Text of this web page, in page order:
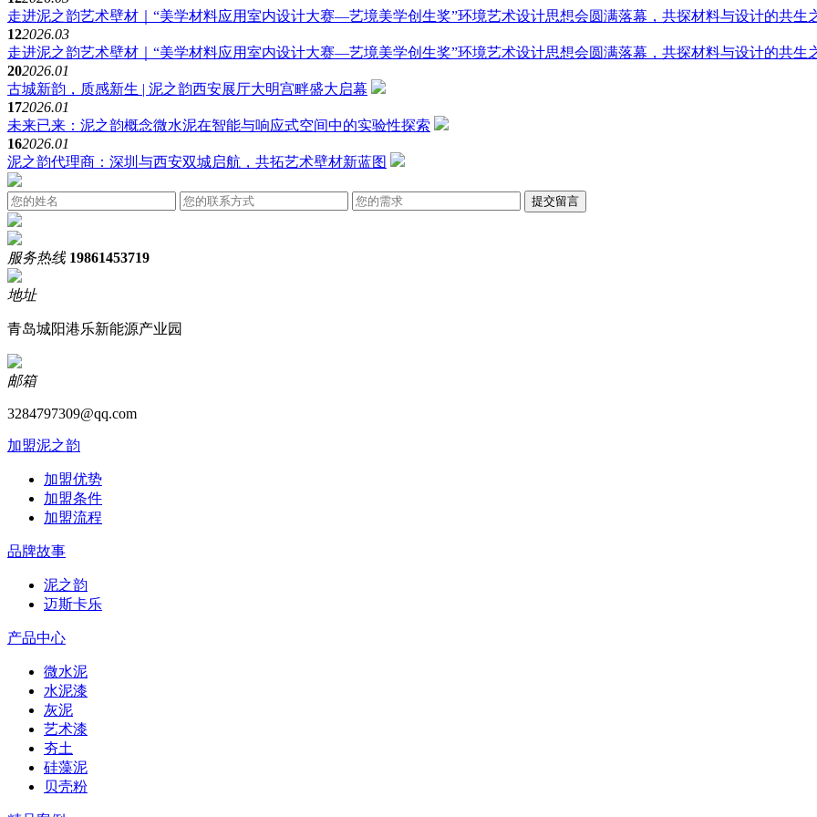
走进泥之韵艺术壁材｜“美学材料应用室内设计大赛—艺境美学创生奖”环境艺术设计思想会圆满落幕，共探材料与设计的共生
122026.03
走进泥之韵艺术壁材｜“美学材料应用室内设计大赛—艺境美学创生奖”环境艺术设计思想会圆满落幕，共探材料与设计的共生
202026.01
古城新韵，质感新生 | 泥之韵西安展厅大明宫畔盛大启幕
172026.01
未来已来：泥之韵概念微水泥在智能与响应式空间中的实验性探索
162026.01
泥之韵代理商：深圳与西安双城启航，共拓艺术壁材新蓝图
服务热线 19861453719
地址
青岛城阳港乐新能源产业园
邮箱
3284797309@qq.com
加盟泥之韵
加盟优势
加盟条件
加盟流程
品牌故事
泥之韵
迈斯卡乐
产品中心
微水泥
水泥漆
灰泥
艺术漆
夯土
硅藻泥
贝壳粉